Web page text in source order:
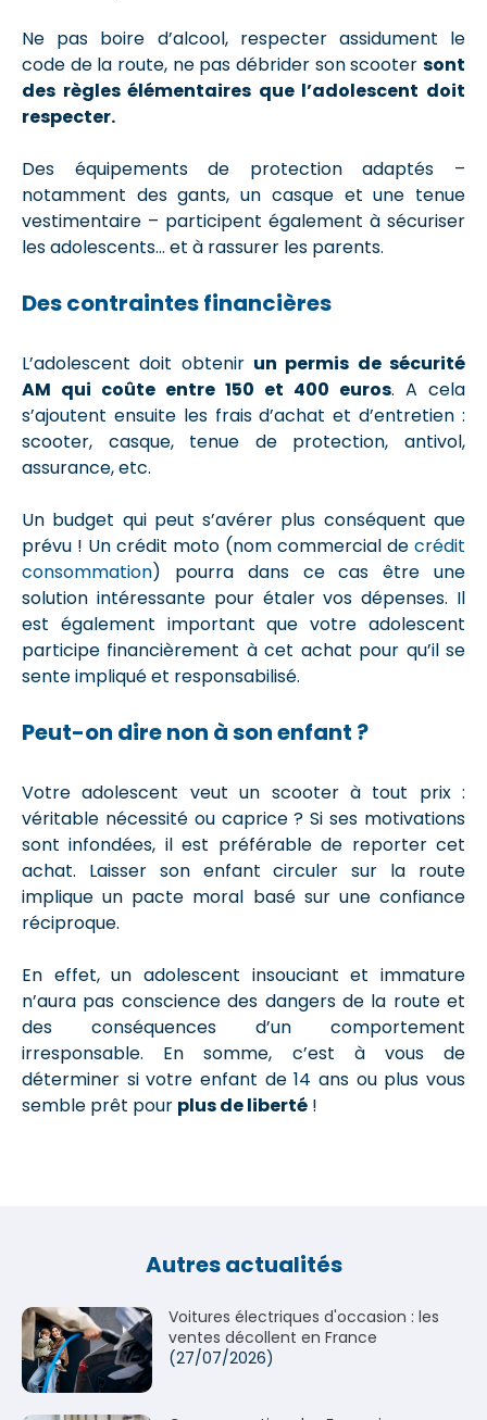
Ne pas boire d’alcool, respecter assidument le
code de la route, ne pas débrider son scooter sont
des règles élémentaires que l’adolescent doit
respecter.
Des équipements de protection adaptés –
notamment des gants, un casque et une tenue
vestimentaire – participent également à sécuriser
les adolescents… et à rassurer les parents.
Des contraintes financières
L’adolescent doit obtenir un permis de sécurité
AM qui coûte entre 150 et 400 euros. A cela
s’ajoutent ensuite les frais d’achat et d’entretien :
scooter, casque, tenue de protection, antivol,
assurance, etc.
Un budget qui peut s’avérer plus conséquent que
prévu ! Un crédit moto (nom commercial de crédit
consommation) pourra dans ce cas être une
solution intéressante pour étaler vos dépenses. Il
est également important que votre adolescent
participe financièrement à cet achat pour qu’il se
sente impliqué et responsabilisé.
Peut-on dire non à son enfant ?
Votre adolescent veut un scooter à tout prix :
véritable nécessité ou caprice ? Si ses motivations
sont infondées, il est préférable de reporter cet
achat. Laisser son enfant circuler sur la route
implique un pacte moral basé sur une confiance
réciproque.
En effet, un adolescent insouciant et immature
n’aura pas conscience des dangers de la route et
des conséquences d’un comportement
irresponsable. En somme, c’est à vous de
déterminer si votre enfant de 14 ans ou plus vous
semble prêt pour plus de liberté !
Autres actualités
Voitures électriques d'occasion : les
ventes décollent en France
(27/07/2026)